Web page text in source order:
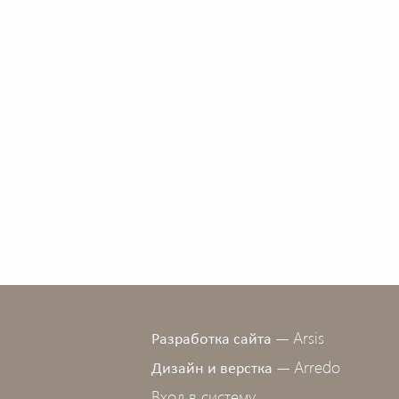
Разработка сайта — Arsis
Дизайн и верстка — Arredo